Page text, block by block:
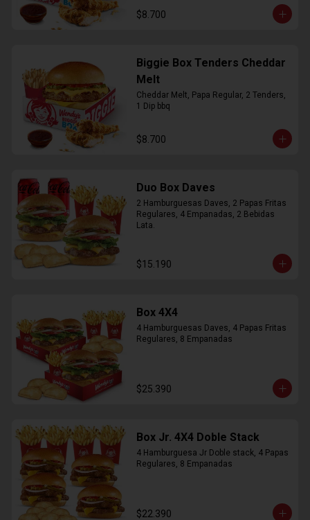
$8.700
Biggie Box Tenders Cheddar
Melt
Cheddar Melt, Papa Regular, 2 Tenders,
1 Dip bbq
$8.700
Duo Box Daves
2 Hamburguesas Daves, 2 Papas Fritas
Regulares, 4 Empanadas, 2 Bebidas
Lata.
$15.190
Box 4X4
4 Hamburguesas Daves, 4 Papas Fritas
Regulares, 8 Empanadas
$25.390
Box Jr. 4X4 Doble Stack
4 Hamburguesa Jr Doble stack, 4 Papas
Regulares, 8 Empanadas
$22.390